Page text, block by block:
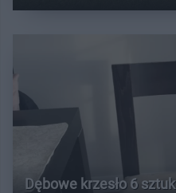
Dębowe krzesło 6 sztuk